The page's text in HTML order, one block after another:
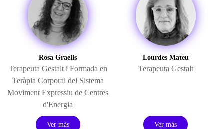
Rosa Graells
Terapeuta Gestalti Formada en
Teràpia Corporal del Sistema
Moviment Expressiu de Centres
d'Energia
Ver más
Lourdes Mateu
Terapeuta Gestalt
Ver más